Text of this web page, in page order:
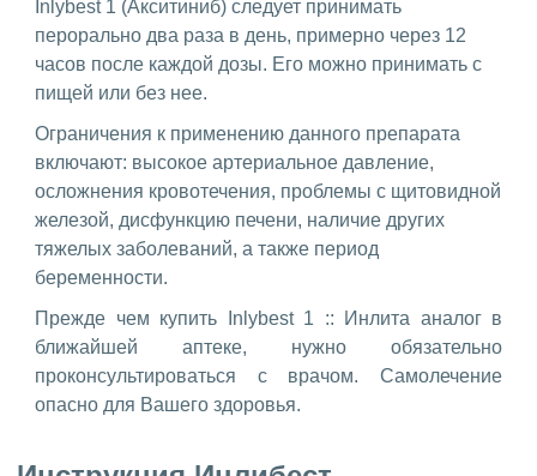
Inlybest 1 (Акситиниб) следует принимать
перорально два раза в день, примерно через 12
часов после каждой дозы. Его можно принимать с
пищей или без нее.
Ограничения к применению данного препарата
включают: высокое артериальное давление,
осложнения кровотечения, проблемы с щитовидной
железой, дисфункцию печени, наличие других
тяжелых заболеваний, а также период
беременности.
Прежде чем купить Inlybest 1 :: Инлита аналог в
ближайшей аптеке, нужно обязательно
проконсультироваться с врачом. Самолечение
опасно для Вашего здоровья.